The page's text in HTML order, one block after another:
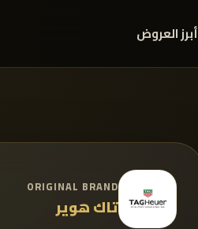
أبرز العروض
ORIGINAL BRAND
تاك هوير